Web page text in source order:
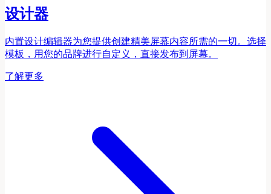
设计器
内置设计编辑器为您提供创建精美屏幕内容所需的一切。选择
模板，用您的品牌进行自定义，直接发布到屏幕。
了解更多